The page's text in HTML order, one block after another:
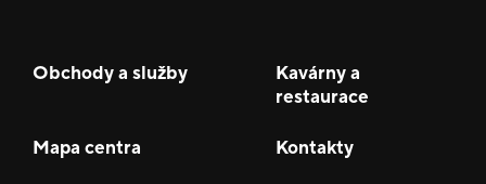
Obchody a služby
Kavárny a
restaurace
Mapa centra Kontakty